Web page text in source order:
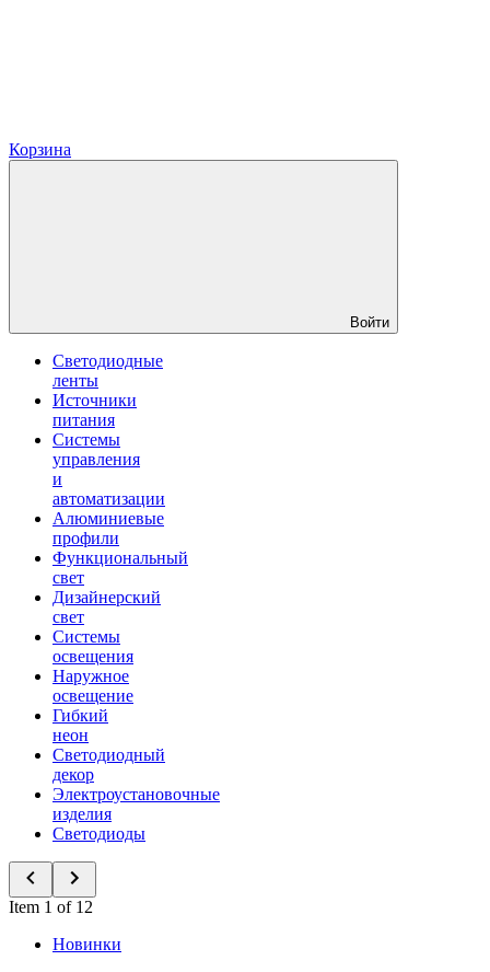
Корзина
Войти
Светодиодные
ленты
Источники
питания
Системы
управления
и
автоматизации
Алюминиевые
профили
Функциональный
свет
Дизайнерский
свет
Системы
освещения
Наружное
освещение
Гибкий
неон
Светодиодный
декор
Электроустановочные
изделия
Светодиоды
Item 1 of 12
Новинки